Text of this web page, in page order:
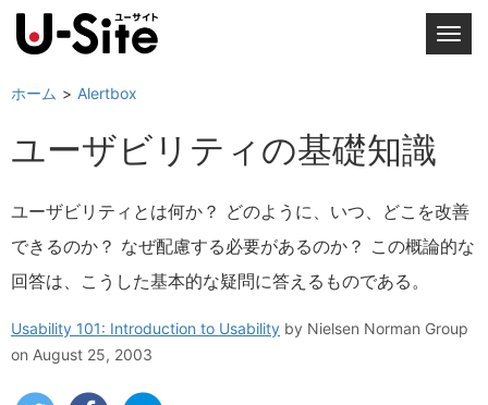
T
a
v
a
ホーム Alertbox
ユーザビリティの基礎知識
ユーザビリティとは何か？ どのように、いつ、どこを改善
できるのか？ なぜ配慮する必要があるのか？ この概論的な
回答は、こうした基本的な疑問に答えるものである。
Usability 101: Introduction to Usability by Nielsen Norman Group
on August 25, 2003